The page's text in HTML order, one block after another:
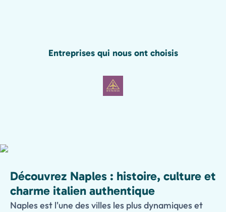
Entreprises qui nous ont choisis
Découvrez Naples : histoire, culture et
charme italien authentique
Naples est l'une des villes les plus dynamiques et